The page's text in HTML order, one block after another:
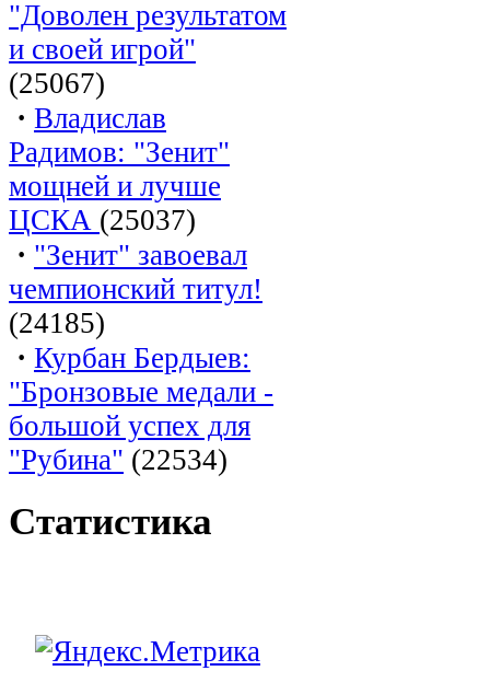
"Доволен результатом
и своей игрой"
(25067)
· Владислав
Радимов: "Зенит"
мощней и лучше
ЦСКА (25037)
· "Зенит" завоевал
чемпионский титул!
(24185)
· Курбан Бердыев:
"Бронзовые медали -
большой успех для
"Рубина" (22534)
Статистика